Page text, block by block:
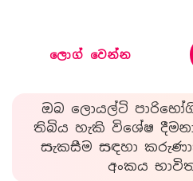
ලොග් වෙන්න
ඔබ ලොයල්ටි
තිබිය හැකි විශේෂ
සැකසීම සඳහා
අංකය